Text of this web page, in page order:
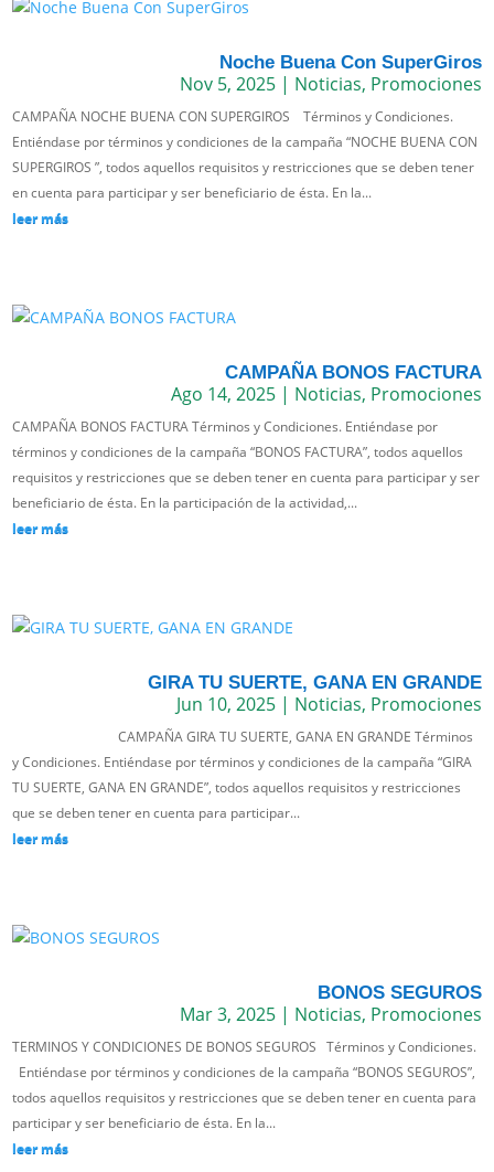
Noche Buena Con SuperGiros
Nov 5, 2025| Noticias, Promociones
CAMPAÑA NOCHE BUENA CON SUPERGIROS Términos y Condiciones.
Entiéndase por términos y condiciones de la campaña “NOCHE BUENA CON
SUPERGIROS ”, todos aquellos requisitos y restricciones que se deben tener
en cuenta para participar y ser beneficiario de ésta. En la...
leer más
CAMPAÑA BONOS FACTURA
Ago 14, 2025| Noticias, Promociones
CAMPAÑA BONOS FACTURA Términos y Condiciones. Entiéndase por
términos y condiciones de la campaña “BONOS FACTURA”, todos aquellos
requisitos y restricciones que se deben tener en cuenta para participar y ser
beneficiario de ésta. En la participación de la actividad,...
leer más
GIRA TU SUERTE, GANA EN GRANDE
Jun 10, 2025| Noticias, Promociones
CAMPAÑA GIRA TU SUERTE, GANA EN GRANDE Términos
y Condiciones. Entiéndase por términos y condiciones de la campaña “GIRA
TU SUERTE, GANA EN GRANDE”, todos aquellos requisitos y restricciones
que se deben tener en cuenta para participar...
leer más
BONOS SEGUROS
Mar 3, 2025| Noticias, Promociones
TERMINOS Y CONDICIONES DE BONOS SEGUROS Términos y Condiciones.
Entiéndase por términos y condiciones de la campaña “BONOS SEGUROS”,
todos aquellos requisitos y restricciones que se deben tener en cuenta para
participar y ser beneficiario de ésta. En la...
leer más